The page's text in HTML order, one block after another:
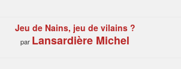
Jeu de Nains, jeu de vilains ?
par Lansardière Michel